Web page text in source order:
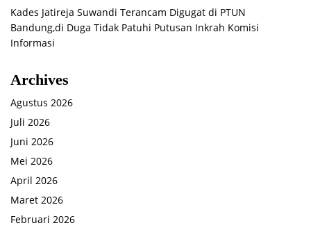
Kades Jatireja Suwandi Terancam Digugat di PTUN
Bandung,di Duga Tidak Patuhi Putusan Inkrah Komisi
Informasi
Archives
Agustus 2026
Juli 2026
Juni 2026
Mei 2026
April 2026
Maret 2026
Februari 2026